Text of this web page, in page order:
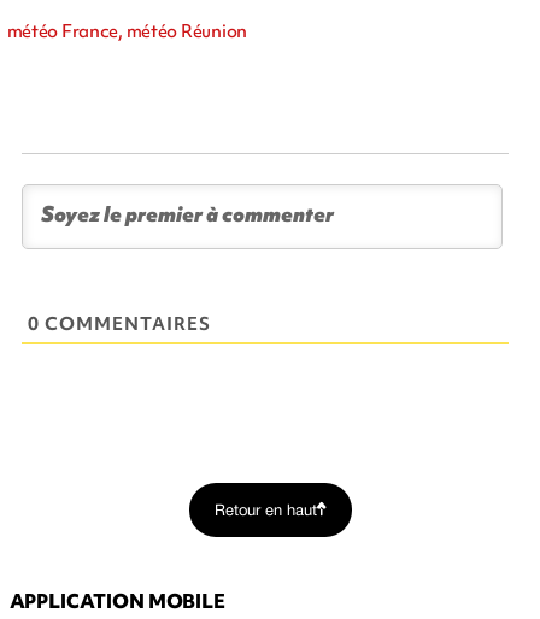
météo France, météo Réunion
0 COMMENTAIRES
Retour en haut
APPLICATION MOBILE